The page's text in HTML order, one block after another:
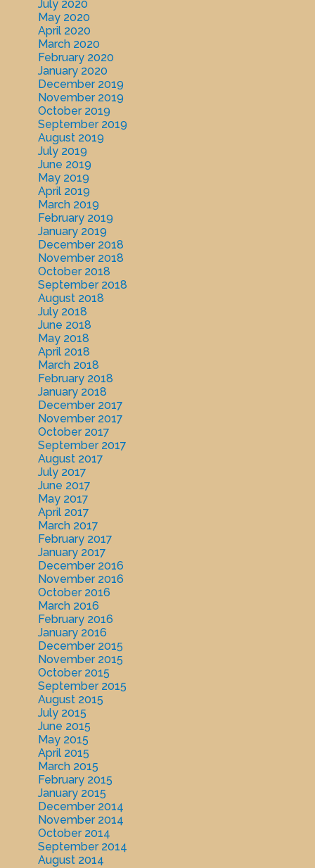
July 2020
May 2020
April 2020
March 2020
February 2020
January 2020
December 2019
November 2019
October 2019
September 2019
August 2019
July 2019
June 2019
May 2019
April 2019
March 2019
February 2019
January 2019
December 2018
November 2018
October 2018
September 2018
August 2018
July 2018
June 2018
May 2018
April 2018
March 2018
February 2018
January 2018
December 2017
November 2017
October 2017
September 2017
August 2017
July 2017
June 2017
May 2017
April 2017
March 2017
February 2017
January 2017
December 2016
November 2016
October 2016
March 2016
February 2016
January 2016
December 2015
November 2015
October 2015
September 2015
August 2015
July 2015
June 2015
May 2015
April 2015
March 2015
February 2015
January 2015
December 2014
November 2014
October 2014
September 2014
August 2014